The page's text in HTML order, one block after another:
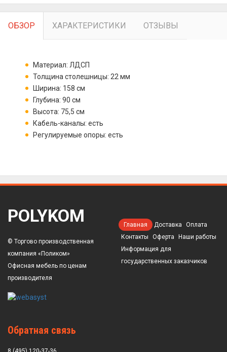
ОБЗОР ХАРАКТЕРИСТИКИ ОТЗЫВЫ
Материал: ЛДСП
Толщина столешницы: 22 мм
Ширина: 158 см
Глубина: 90 см
Высота: 75,5 см
Кабель-каналы: есть
Регулируемые опоры: есть
POLYKOM
© Торгово производственная
компания «Поликом»
Офисная мебель по ценам
производителя
Главная Доставка
Оплата
Контакты
Оферта
Наши работы
Информация для
государственных заказчиков
Обратная связь